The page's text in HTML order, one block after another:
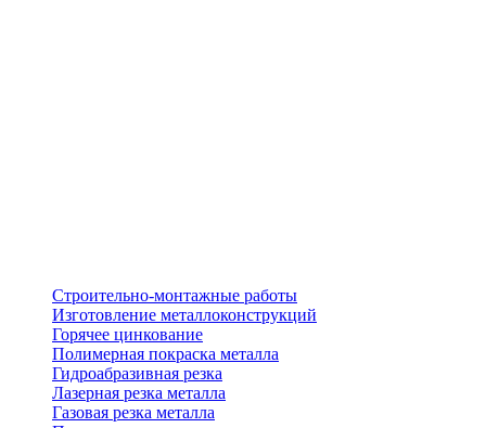
Строительно-монтажные работы
Изготовление металлоконструкций
Горячее цинкование
Полимерная покраска металла
Гидроабразивная резка
Лазерная резка металла
Газовая резка металла